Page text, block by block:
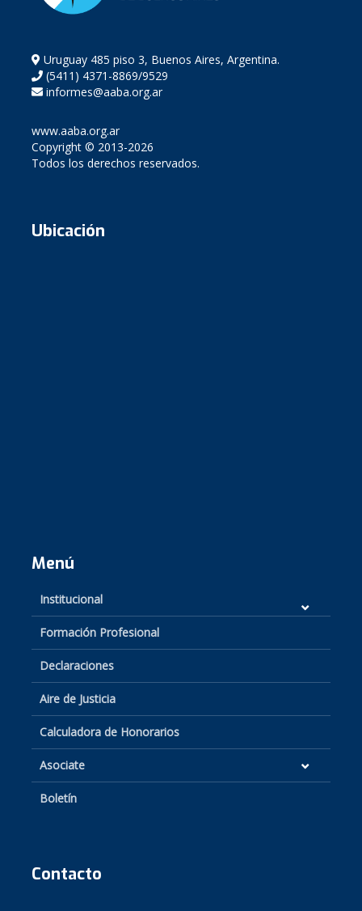
Uruguay 485 piso 3, Buenos Aires, Argentina.
(5411) 4371-8869/9529
informes@aaba.org.ar
www.aaba.org.ar
Copyright © 2013-2026
Todos los derechos reservados.
Ubicación
Menú
Institucional
Formación Profesional
Declaraciones
Aire de Justicia
Calculadora de Honorarios
Asociate
Boletín
Contacto